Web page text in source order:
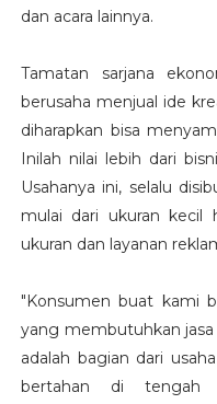
dan acara lainnya.
Tamatan sarjana
berusaha menjual ide
diharapkan bisa
Inilah nilai lebih dari
Usahanya ini, selalu
mulai dari ukuran kecil
ukuran dan layanan
"Konsumen buat kami
yang membutuhkan
adalah bagian dari
bertahan di tengah